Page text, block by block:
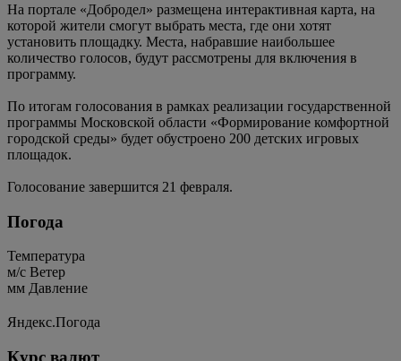
На портале «Добродел» размещена интерактивная карта, на
которой жители смогут выбрать места, где они хотят
установить площадку. Места, набравшие наибольшее
количество голосов, будут рассмотрены для включения в
программу.
По итогам голосования в рамках реализации государственной
программы Московской области «Формирование комфортной
городской среды» будет обустроено 200 детских игровых
площадок.
Голосование завершится 21 февраля.
Погода
Температура
м/c Ветер
мм Давление
Яндекс.Погода
Курс валют